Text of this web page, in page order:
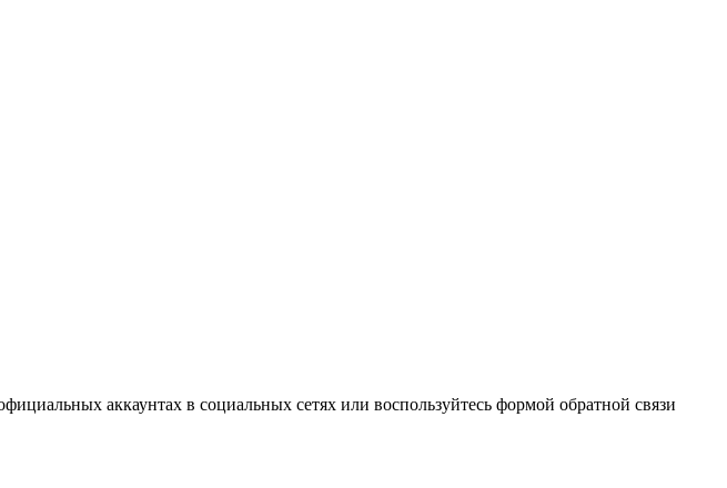
аккаунтах в социальных сетях или воспользуйтесь формой обратной связи